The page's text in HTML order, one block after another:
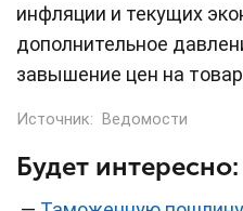
инфляции и текущих
дополнительное
завышение цен на
Источник: Ведомости
Будет интересно: